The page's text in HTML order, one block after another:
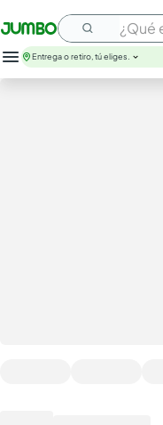
¿Qué estás
Entrega o retiro, tú eliges.